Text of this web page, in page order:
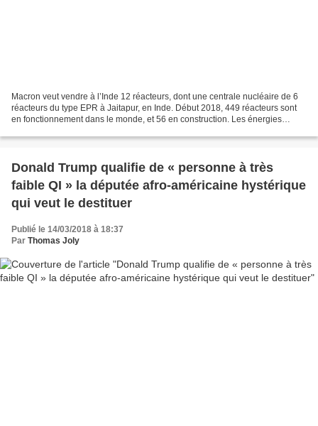
Macron veut vendre à l’Inde 12 réacteurs, dont une centrale nucléaire de 6
réacteurs du type EPR à Jaitapur, en Inde. Début 2018, 449 réacteurs sont
en fonctionnement dans le monde, et 56 en construction. Les énergies
Donald Trump qualifie de « personne à très
faible QI » la députée afro-américaine hystérique
qui veut le destituer
Publié le 14/03/2018 à 18:37
Par Thomas Joly